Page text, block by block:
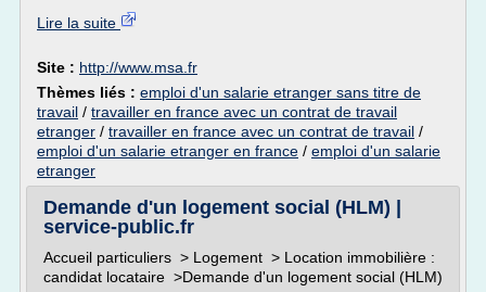
Lire la suite
Site : http://www.msa.fr
Thèmes liés : emploi d'un salarie etranger sans titre de
travail / travailler en france avec un contrat de travail
etranger / travailler en france avec un contrat de travail /
emploi d'un salarie etranger en france / emploi d'un salarie
etranger
Demande d'un logement social (HLM) |
service-public.fr
Accueil particuliers > Logement > Location immobilière :
candidat locataire >Demande d'un logement social (HLM)